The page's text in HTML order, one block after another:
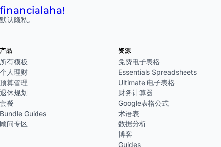
financialaha!
默认隐私。
产品
所有模板
个人理财
预算管理
退休规划
套餐
Bundle Guides
顾问专区
资源
免费电子表格
Essentials Spreadsheets
Ultimate 电子表格
财务计算器
Google表格公式
术语表
数据分析
博客
Guides